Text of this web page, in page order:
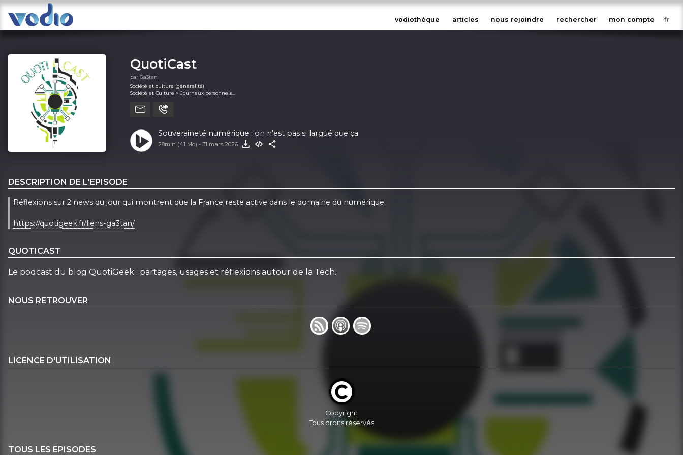
vodiothèque articles nous rejoindre rechercher mon compte
QuotiCast
par Ga3tan
Société et culture (généralité)
Société et Culture > Journaux personnels
Souveraineté numérique : on n'est pas si largué que ça
28min (41 Mo) - 31 mars 2026
DESCRIPTION DE L'EPISODE
Réflexions sur 2 news du jour qui montrent que la France reste active dans le domaine du numérique.
https://quotigeek.fr/liens-ga3tan/
QUOTICAST
Le podcast du blog QuotiGeek : partages, usages et réflexions autour de la Tech.
NOUS RETROUVER
LICENCE D'UTILISATION
Copyright
Tous droits réservés
TOUS LES EPISODES